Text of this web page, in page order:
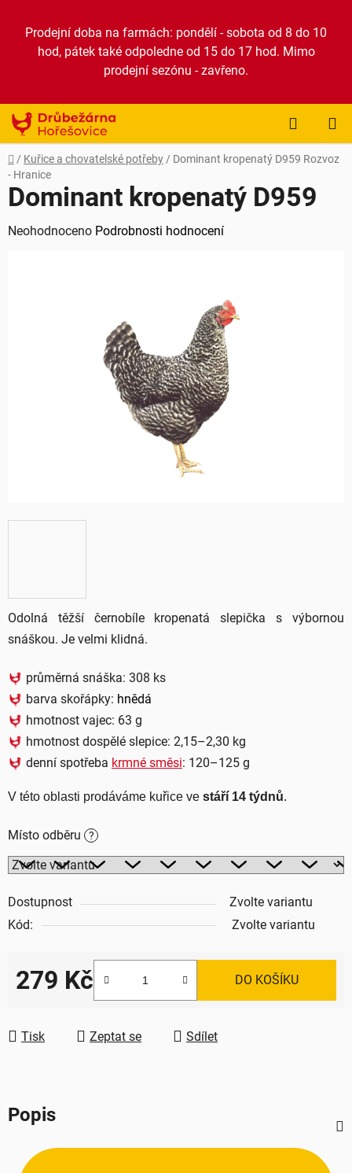
obsah
Prodejní doba na farmách: pondělí - sobota od 8 do 10
hod, pátek také odpoledne od 15 do 17 hod. Mimo
prodejní sezónu - zavřeno.
KOŠÍK
Domů
/ Kuřice a chovatelské potřeby / Dominant kropenatý D959 Rozvoz
- Hranice
Odolná těžší černobíle kropenatá slepička s výbornou
snáškou. Je velmi klidná.
průměrná snáška: 308 ks
barva skořápky: hnědá
hmotnost vajec: 63 g
hmotnost dospělé slepice: 2,15–2,30 kg
denní spotřeba krmné směsi: 120–125 g
V této oblasti prodáváme kuřice ve stáří 14 týdnů.
Místo odběru ?
Dostupnost
Zvolte variantu
Kód:
Zvolte variantu
279 Kč DO KOŠÍKU
Tisk Zeptat se Sdílet
Dominant kropenatý D959
Průměrné
Neohodnoceno Podrobnosti hodnocení
Popis